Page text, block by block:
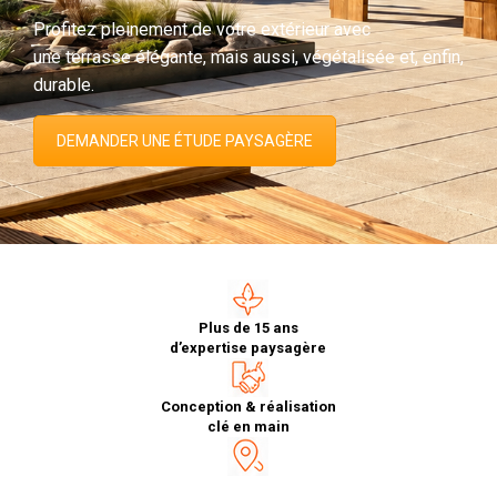
Profitez pleinement de votre extérieur avec
une terrasse élégante, mais aussi, végétalisée et, enfin,
durable.
DEMANDER UNE ÉTUDE PAYSAGÈRE
Plus de 15 ans
d’expertise paysagère
Conception & réalisation
clé en main